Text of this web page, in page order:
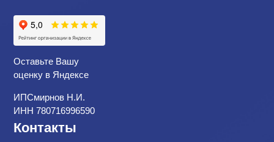
Оставьте Вашу
оценку в Яндексе
ИПСмирнов Н.И.
ИНН 780716996590
Контакты